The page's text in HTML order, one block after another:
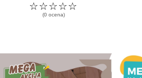
☆
☆
☆
☆
☆
(0 ocena)